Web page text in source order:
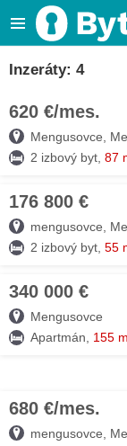
Inzeráty: 4
620 €/mes.
Mengusovce,
2 izbový byt, 87
176 800 €
mengusovce,
2 izbový byt, 55
340 000 €
Mengusovce
Apartmán, 155
680 €/mes.
mengusovce,